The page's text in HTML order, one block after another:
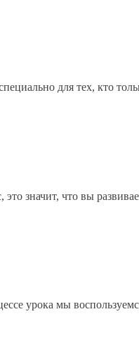
для тех, кто
значит, что вы
урока мы